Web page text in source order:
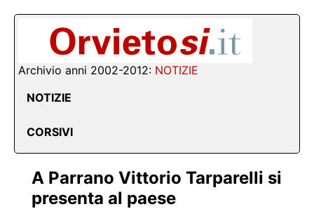
Archivio anni 2002-2012: NOTIZIE
NOTIZIE
CORSIVI
A Parrano Vittorio Tarparelli si
presenta al paese